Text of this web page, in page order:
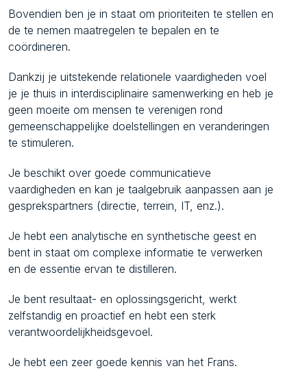
Bovendien ben je in staat om prioriteiten te stellen en
de te nemen maatregelen te bepalen en te
coördineren.
Dankzij je uitstekende relationele vaardigheden voel
je je thuis in interdisciplinaire samenwerking en heb je
geen moeite om mensen te verenigen rond
gemeenschappelijke doelstellingen en veranderingen
te stimuleren.
Je beschikt over goede communicatieve
vaardigheden en kan je taalgebruik aanpassen aan je
gesprekspartners (directie, terrein, IT, enz.).
Je hebt een analytische en synthetische geest en
bent in staat om complexe informatie te verwerken
en de essentie ervan te distilleren.
Je bent resultaat- en oplossingsgericht, werkt
zelfstandig en proactief en hebt een sterk
verantwoordelijkheidsgevoel.
Je hebt een zeer goede kennis van het Frans.